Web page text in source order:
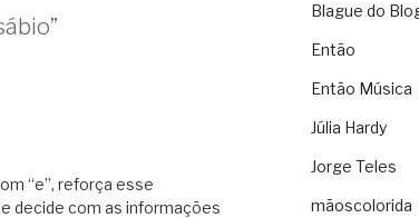
“e”, reforça esse
decide com as informações
Blague do
Então
Então Música
Júlia Hardy
Jorge Teles
mãoscolorida